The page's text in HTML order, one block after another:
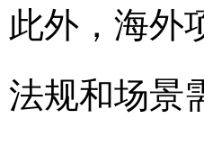
此外，海外
法规和场景